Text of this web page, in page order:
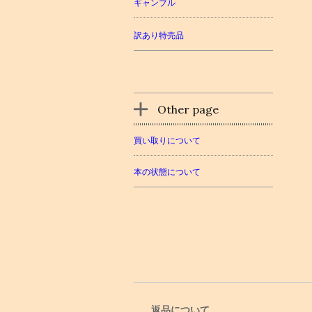
ギャンブル
訳あり特売品
Other page
買い取りについて
本の状態について